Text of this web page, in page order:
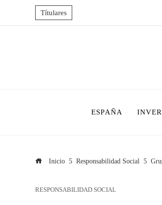
Títulares
ESPAÑA
Inicio Responsabilidad Social
RESPONSABILIDAD SOCIAL